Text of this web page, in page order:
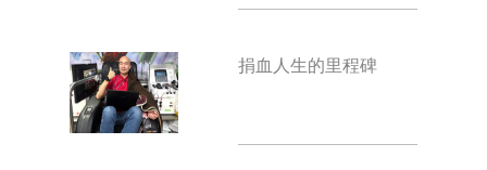
捐血人生的里程碑